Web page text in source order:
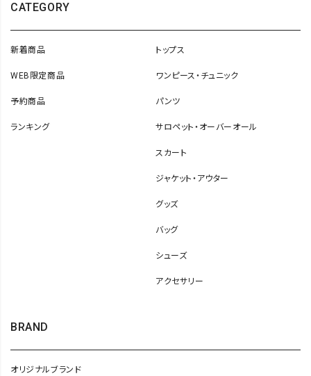
CATEGORY
新着商品
WEB限定商品
予約商品
ランキング
トップス
ワンピース・チュニック
パンツ
サロペット・オーバーオール
スカート
ジャケット・アウター
グッズ
バッグ
シューズ
アクセサリー
BRAND
オリジナルブランド